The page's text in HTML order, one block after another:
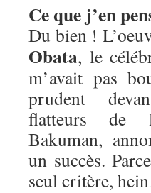
Ce que j’en
Du bien !
Obata, le
m’avait pas
prudent
flatteurs de
Bakuman,
un succès.
seul critère,